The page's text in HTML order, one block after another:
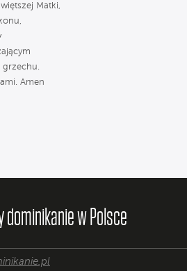
Matki,
Amen
dominikanie w Polsce